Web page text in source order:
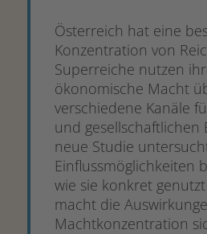
Österreich hat eine
Konzentration von
Superreiche nutzen
ökonomische Macht
verschiedene Kanäle
und gesellschaftlichen
neue Studie
Einflussmöglichkeiten
wie sie konkret
macht die
Machtkonzentration